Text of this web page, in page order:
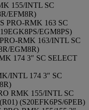
155/INTL SC
EFM8R)
PRO-RMK 163 SC
EGM8PS)
RMK 163/INTL SC
EGM8R)
174 3″ SC SELECT
INTL 174 3″ SC
RMK 155/INTL SC
(S20EFK6PS/6PEB)